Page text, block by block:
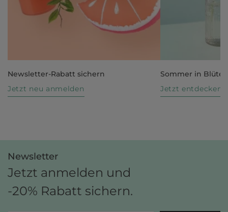
Newsletter-Rabatt sichern
Jetzt neu anmelden
Sommer in Blüte
Jetzt entdecken
Newsletter
Jetzt anmelden und
-20% Rabatt sichern.